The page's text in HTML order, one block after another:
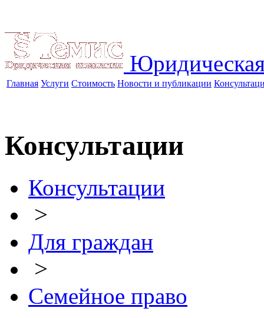
Главная Услуги Стоимость Новости и публикации
Консультации
Консультации
>
Для граждан
>
Семейное право